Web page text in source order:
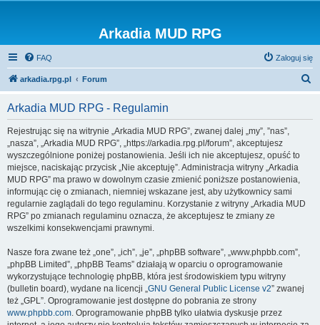
Arkadia MUD RPG
FAQ Zaloguj się
arkadia.rpg.pl Forum
Arkadia MUD RPG - Regulamin
Rejestrując się na witrynie „Arkadia MUD RPG”, zwanej dalej „my”, ”nas”,
„nasza”, „Arkadia MUD RPG”, „https://arkadia.rpg.pl/forum”, akceptujesz
wyszczególnione poniżej postanowienia. Jeśli ich nie akceptujesz, opuść to
miejsce, naciskając przycisk „Nie akceptuję”. Administracja witryny „Arkadia
MUD RPG” ma prawo w dowolnym czasie zmienić poniższe postanowienia,
informując cię o zmianach, niemniej wskazane jest, aby użytkownicy sami
regularnie zaglądali do tego regulaminu. Korzystanie z witryny „Arkadia MUD
RPG” po zmianach regulaminu oznacza, że akceptujesz te zmiany ze
wszelkimi konsekwencjami prawnymi.
Nasze fora zwane też „one”, „ich”, „je”, „phpBB software”, „www.phpbb.com”,
„phpBB Limited”, „phpBB Teams” działają w oparciu o oprogramowanie
wykorzystujące technologię phpBB, która jest środowiskiem typu witryny
(bulletin board), wydane na licencji „GNU General Public License v2” zwanej
też „GPL”. Oprogramowanie jest dostępne do pobrania ze strony
www.phpbb.com. Oprogramowanie phpBB tylko ułatwia dyskusje przez